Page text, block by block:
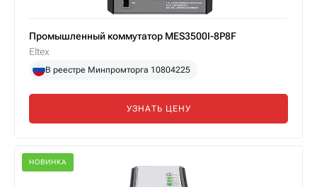
Промышленный коммутатор MES3500I-8P8F
Eltex
В реестре Минпромторга 10804225
УЗНАТЬ ЦЕНУ
НОВИНКА